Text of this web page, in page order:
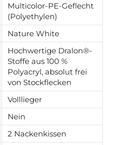
Multicolor-PE-Geflecht
(Polyethylen)
Nature White
Hochwertige Dralon®-
Stoffe aus 100 %
Polyacryl, absolut frei
von Stockflecken
Volllieger
Nein
2 Nackenkissen